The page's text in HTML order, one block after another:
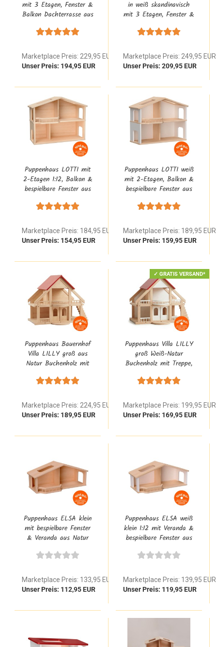
mit 3 Etagen, Fenster &
Balkon Dachterrasse aus
1:12
Marketplace Preis: 229,95 EUR
Unser Preis: 194,95 EUR
in weiß skandinavisch
mit 3 Etagen, Fenster &
Buche Massivholz
Marketplace Preis: 249,95 EUR
Unser Preis: 209,95 EUR
Puppenhaus LOTTI mit
2-Etagen 1:12, Balkon &
bespielbare Fenster aus
Waldorf
Marketplace Preis: 184,95 EUR
Unser Preis: 154,95 EUR
Puppenhaus LOTTI weiß
mit 2-Etagen, Balkon &
bespielbare Fenster aus
skandinavisch | 1:12
Marketplace Preis: 189,95 EUR
Unser Preis: 159,95 EUR
Puppenhaus Bauernhof
Villa LILLY groß aus
Natur Buchenholz mit
Balkon, Schiebetüren,
Marketplace Preis: 224,95 EUR
Unser Preis: 189,95 EUR
✓ GRATIS VERSAND*
Puppenhaus Villa LILLY
groß Weiß-Natur
Buchenholz mit Treppe,
Schiebetüren, Stall &
Marketplace Preis: 199,95 EUR
Unser Preis: 169,95 EUR
Puppenhaus ELSA klein
mit bespielbare Fenster
& Veranda aus Natur
Waldorf
Marketplace Preis: 133,95 EUR
Unser Preis: 112,95 EUR
Puppenhaus ELSA weiß
klein 1:12 mit Veranda &
bespielbare Fenster aus
skandinavisch
Marketplace Preis: 139,95 EUR
Unser Preis: 119,95 EUR